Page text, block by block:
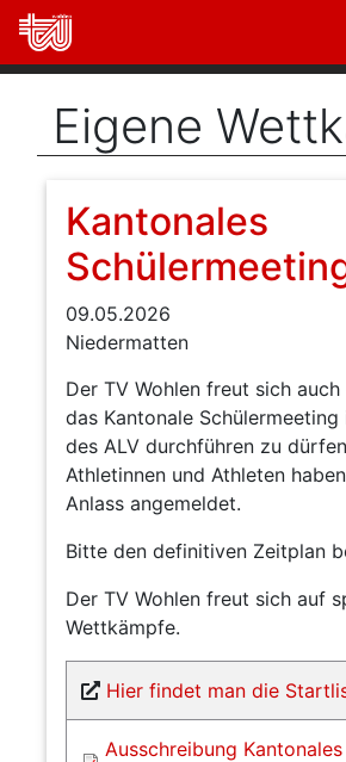
Direkt
zum
Inhalt
Eigene
Kantonales
09.05.2026
Niedermatten
Der TV Wohlen freut sich
das Kantonale
des ALV durchführen zu
Athletinnen und Athleten
Anlass angemeldet.
Bitte den definitiven Zeitplan
Der TV Wohlen freut sich auf
Wettkämpfe.
Hier findet man die
Ausschreibung Kantonales